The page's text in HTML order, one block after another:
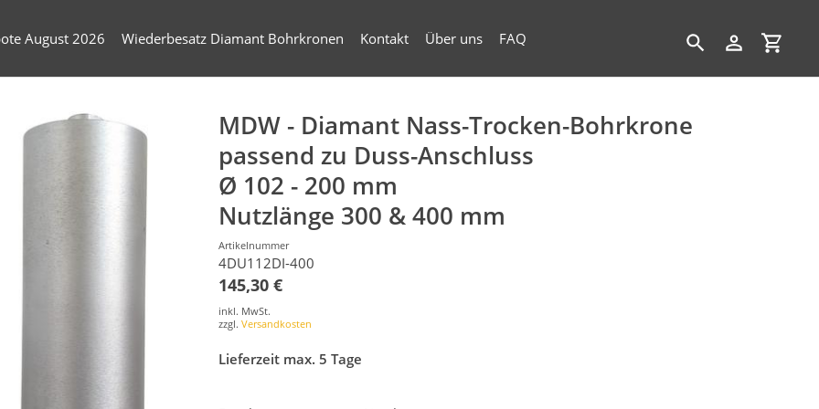
August 2026 Wiederbesatz Diamant Bohrkronen Kontakt Über uns FAQ
SuchenEinloggen
MDW - Diamant Nass-Trocken-Bohrkrone
passend zu Duss-Anschluss
Ø 102 - 200 mm
Nutzlänge 300 & 400 mm
Artikelnummer
4DU112DI-400
145,30 €
inkl. MwSt.
zzgl. Versandkosten
Lieferzeit max. 5 Tage